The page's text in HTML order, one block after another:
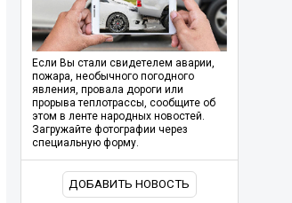
Если Вы стали свидетелем аварии,
пожара, необычного погодного
явления, провала дороги или
прорыва теплотрассы, сообщите об
этом в ленте народных новостей.
Загружайте фотографии через
специальную форму.
ДОБАВИТЬ НОВОСТЬ